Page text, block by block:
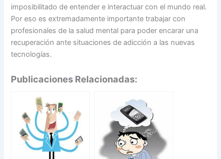
imposibilitado de entender e interactuar con el mundo real.
Por eso es extremadamente importante trabajar con
profesionales de la salud mental para poder encarar una
recuperación ante situaciones de adicción a las nuevas
tecnologías.
Publicaciones Relacionadas: